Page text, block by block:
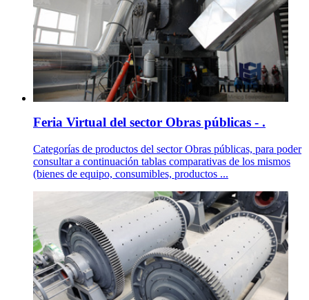
Feria Virtual del sector Obras públicas - .
Categorías de productos del sector Obras públicas, para poder
consultar a continuación tablas comparativas de los mismos
(bienes de equipo, consumibles, productos ...